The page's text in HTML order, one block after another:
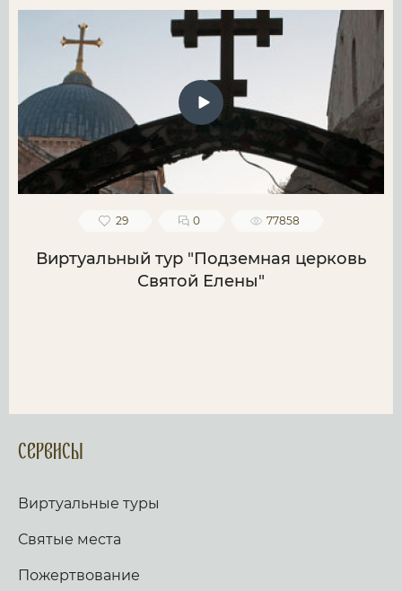
29 0 77858
Виртуальный тур "Подземная церковь
Святой Елены"
Сервисы
Виртуальные туры
Святые места
Пожертвование